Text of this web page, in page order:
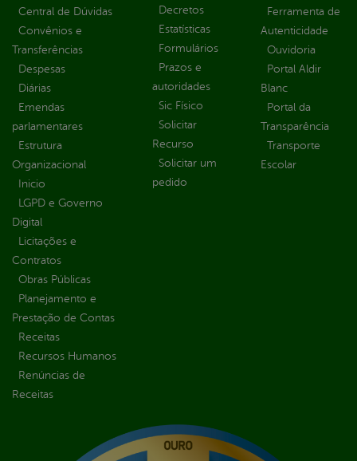
Central de Dúvidas
Convênios e
Transferências
Despesas
Diárias
Emendas
parlamentares
Estrutura
Organizacional
Inicio
LGPD e Governo
Digital
Licitações e
Contratos
Obras Públicas
Planejamento e
Prestação de Contas
Receitas
Recursos Humanos
Renúncias de
Receitas
Decretos
Estatísticas
Formulários
Prazos e
autoridades
Sic Físico
Solicitar
Recurso
Solicitar um
pedido
Ferramenta de
Autenticidade
Ouvidoria
Portal Aldir
Blanc
Portal da
Transparência
Transporte
Escolar